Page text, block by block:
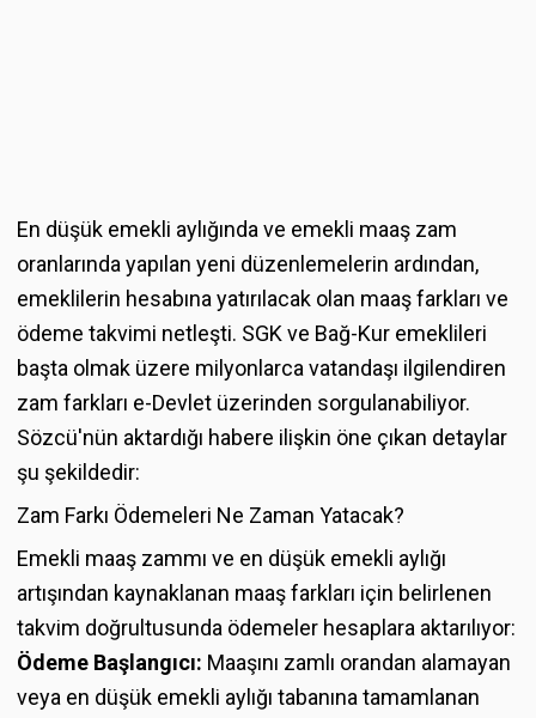
En düşük emekli aylığında ve emekli maaş zam
oranlarında yapılan yeni düzenlemelerin ardından,
emeklilerin hesabına yatırılacak olan maaş farkları ve
ödeme takvimi netleşti. SGK ve Bağ-Kur emeklileri
başta olmak üzere milyonlarca vatandaşı ilgilendiren
zam farkları e-Devlet üzerinden sorgulanabiliyor.
Sözcü'nün aktardığı habere ilişkin öne çıkan detaylar
şu şekildedir:
Zam Farkı Ödemeleri Ne Zaman Yatacak?
Emekli maaş zammı ve en düşük emekli aylığı
artışından kaynaklanan maaş farkları için belirlenen
takvim doğrultusunda ödemeler hesaplara aktarılıyor:
Ödeme Başlangıcı: Maaşını zamlı orandan alamayan
veya en düşük emekli aylığı tabanına tamamlanan